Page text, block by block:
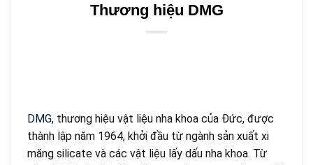
Thương hiệu DMG
DMG, thương hiệu vật liệu nha khoa của Đức, được
thành lập năm 1964, khởi đầu từ ngành sản xuất xi
măng silicate và các vật liệu lấy dấu nha khoa. Từ